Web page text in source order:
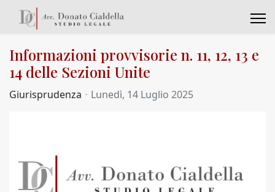
Informazioni provvisorie n. 11, 12, 13 e
14 delle Sezioni Unite
Giurisprudenza Lunedì, 14 Luglio 2025